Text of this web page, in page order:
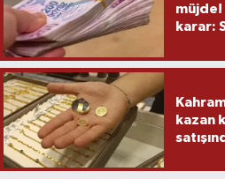
müjde!
karar:
kazan